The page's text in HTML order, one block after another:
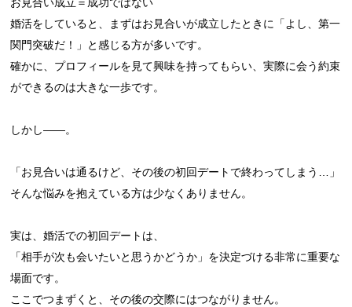
お見合い成立＝成功ではない
婚活をしていると、まずはお見合いが成立したときに「よし、第一
関門突破だ！」と感じる方が多いです。
確かに、プロフィールを見て興味を持ってもらい、実際に会う約束
ができるのは大きな一歩です。
しかし――。
「お見合いは通るけど、その後の初回デートで終わってしまう…」
そんな悩みを抱えている方は少なくありません。
実は、婚活での初回デートは、
「相手が次も会いたいと思うかどうか」を決定づける非常に重要な
場面です。
ここでつまずくと、その後の交際にはつながりません。